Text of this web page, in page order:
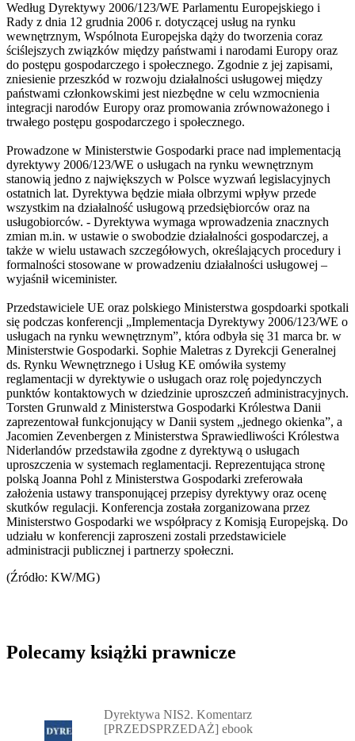
Według Dyrektywy 2006/123/WE Parlamentu Europejskiego i
Rady z dnia 12 grudnia 2006 r. dotyczącej usług na rynku
wewnętrznym, Wspólnota Europejska dąży do tworzenia coraz
ściślejszych związków między państwami i narodami Europy oraz
do postępu gospodarczego i społecznego. Zgodnie z jej zapisami,
zniesienie przeszkód w rozwoju działalności usługowej między
państwami członkowskimi jest niezbędne w celu wzmocnienia
integracji narodów Europy oraz promowania zrównoważonego i
trwałego postępu gospodarczego i społecznego.
Prowadzone w Ministerstwie Gospodarki prace nad implementacją
dyrektywy 2006/123/WE o usługach na rynku wewnętrznym
stanowią jedno z największych w Polsce wyzwań legislacyjnych
ostatnich lat. Dyrektywa będzie miała olbrzymi wpływ przede
wszystkim na działalność usługową przedsiębiorców oraz na
usługobiorców. - Dyrektywa wymaga wprowadzenia znacznych
zmian m.in. w ustawie o swobodzie działalności gospodarczej, a
także w wielu ustawach szczegółowych, określających procedury i
formalności stosowane w prowadzeniu działalności usługowej –
wyjaśnił wiceminister.
Przedstawiciele UE oraz polskiego Ministerstwa gospdoarki spotkali
się podczas konferencji „Implementacja Dyrektywy 2006/123/WE o
usługach na rynku wewnętrznym”, która odbyła się 31 marca br. w
Ministerstwie Gospodarki. Sophie Maletras z Dyrekcji Generalnej
ds. Rynku Wewnętrznego i Usług KE omówiła systemy
reglamentacji w dyrektywie o usługach oraz rolę pojedynczych
punktów kontaktowych w dziedzinie uproszczeń administracyjnych.
Torsten Grunwald z Ministerstwa Gospodarki Królestwa Danii
zaprezentował funkcjonujący w Danii system „jednego okienka”, a
Jacomien Zevenbergen z Ministerstwa Sprawiedliwości Królestwa
Niderlandów przedstawiła zgodne z dyrektywą o usługach
uproszczenia w systemach reglamentacji. Reprezentująca stronę
polską Joanna Pohl z Ministerstwa Gospodarki zreferowała
założenia ustawy transponującej przepisy dyrektywy oraz ocenę
skutków regulacji. Konferencja została zorganizowana przez
Ministerstwo Gospodarki we współpracy z Komisją Europejską. Do
udziału w konferencji zaproszeni zostali przedstawiciele
administracji publicznej i partnerzy społeczni.
(Źródło: KW/MG)
Polecamy książki prawnicze
Dyrektywa NIS2. Komentarz
[PRZEDSPRZEDAŻ] ebook